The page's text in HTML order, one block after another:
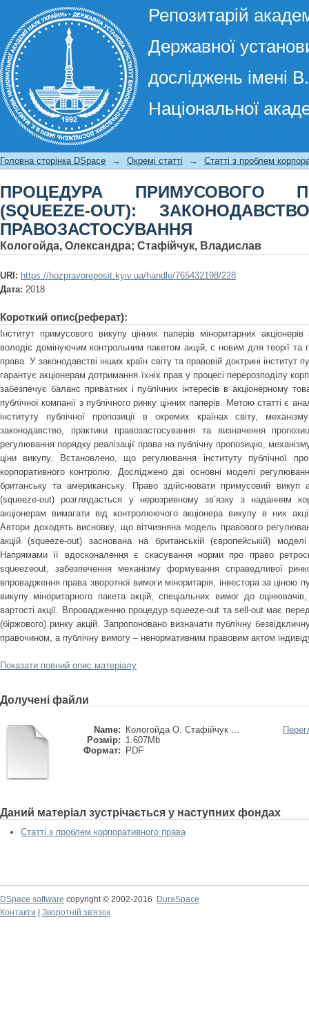
Репозитарій
Державної
досліджень імені
Національної
ПРОЦЕДУРА ПРИМУСОВОГО
ЗАКОНОДАВСТВО ТА ПРАКТИКА
Головна сторінка DSpace → Окремі статті → Статті з проблем
ПРОЦЕДУРА ПРИМУСОВОГО
(SQUEEZE-OUT):
ПРАВОЗАСТОСУВАННЯ
Кологойда, Олександра; Стафійчук, Владислав
URI: https://hozpravoreposit.kyiv.ua/handle/765432198/228
Дата: 2018
Короткий опис(реферат):
Інститут примусового викупу цінних паперів міноритарних
володіє домінуючим контрольним пакетом акцій, є новим для теорії та
права. У законодавстві інших країн світу та правовій доктрині інститут
гарантує акціонерам дотримання їхніх прав у процесі перерозподілу
забезпечує баланс приватних і публічних інтересів в акціонерному
публічної компанії з публічного ринку цінних паперів. Метою статті є
інституту публічної пропозиції в окремих країнах світу,
законодавство, практики правозастосування та визначення
регулювання порядку реалізації права на публічну пропозицію,
ціни викупу. Встановлено, що регулювання інституту публічної
корпоративного контролю. Досліджено дві основні моделі
британську та американську. Право здійснювати примусовий викуп
(squeeze-out) розглядається у нерозривному зв’язку з наданням
акціонерам вимагати від контролюючого акціонера викупу в них
Автори доходять висновку, що вітчизняна модель правового
акцій (squeeze-out) заснована на британській (європейській)
Напрямами її вдосконалення є скасування норми про право
squeezeout, забезпечення механізму формування справедливої
впровадження права зворотної вимоги міноритарія, інвестора за ціною
викупу міноритарного пакета акцій, спеціальних вимог до
вартості акції. Впровадженню процедур squeeze-out та sell-out має
(біржового) ринку акцій. Запропоновано визначати публічну
правочином, а публічну вимогу – ненормативним правовим актом
Показати повний опис матеріалу
Долучені файли
Name:
Кологойда О. Стафійчук ...
Розмір: 1.607Mb
Формат:
PDF
Даний матеріал зустрічається у наступних фондах
Статті з проблем корпоративного права
DSpace software copyright © 2002-2016
DuraSpace
Контакти
Зворотній зв'язок